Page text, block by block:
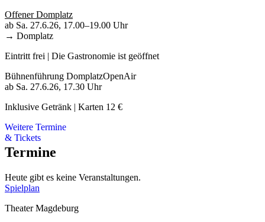
Offener Domplatz
ab Sa. 27.6.26, 17.00–19.00 Uhr
→ Domplatz
Eintritt frei | Die Gastronomie ist geöffnet
Bühnenführung DomplatzOpenAir
ab Sa. 27.6.26, 17.30 Uhr
Inklusive Getränk | Karten 12 €
Weitere Termine
& Tickets
Termine
Heute gibt es keine Veranstaltungen.
Spielplan
Theater Magdeburg